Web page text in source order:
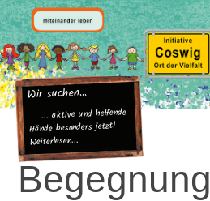
Wir suchen...
... aktive und helfende
Hände besonders jetzt!
Weiterlesen...
Begegnung